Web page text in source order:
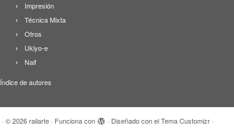
Impresión
Técnica Mixta
Otros
Ukiyo-e
Naif
Índice de autores
· © 2026 railarte· Funciona con · Diseñado con elTema Customizr·